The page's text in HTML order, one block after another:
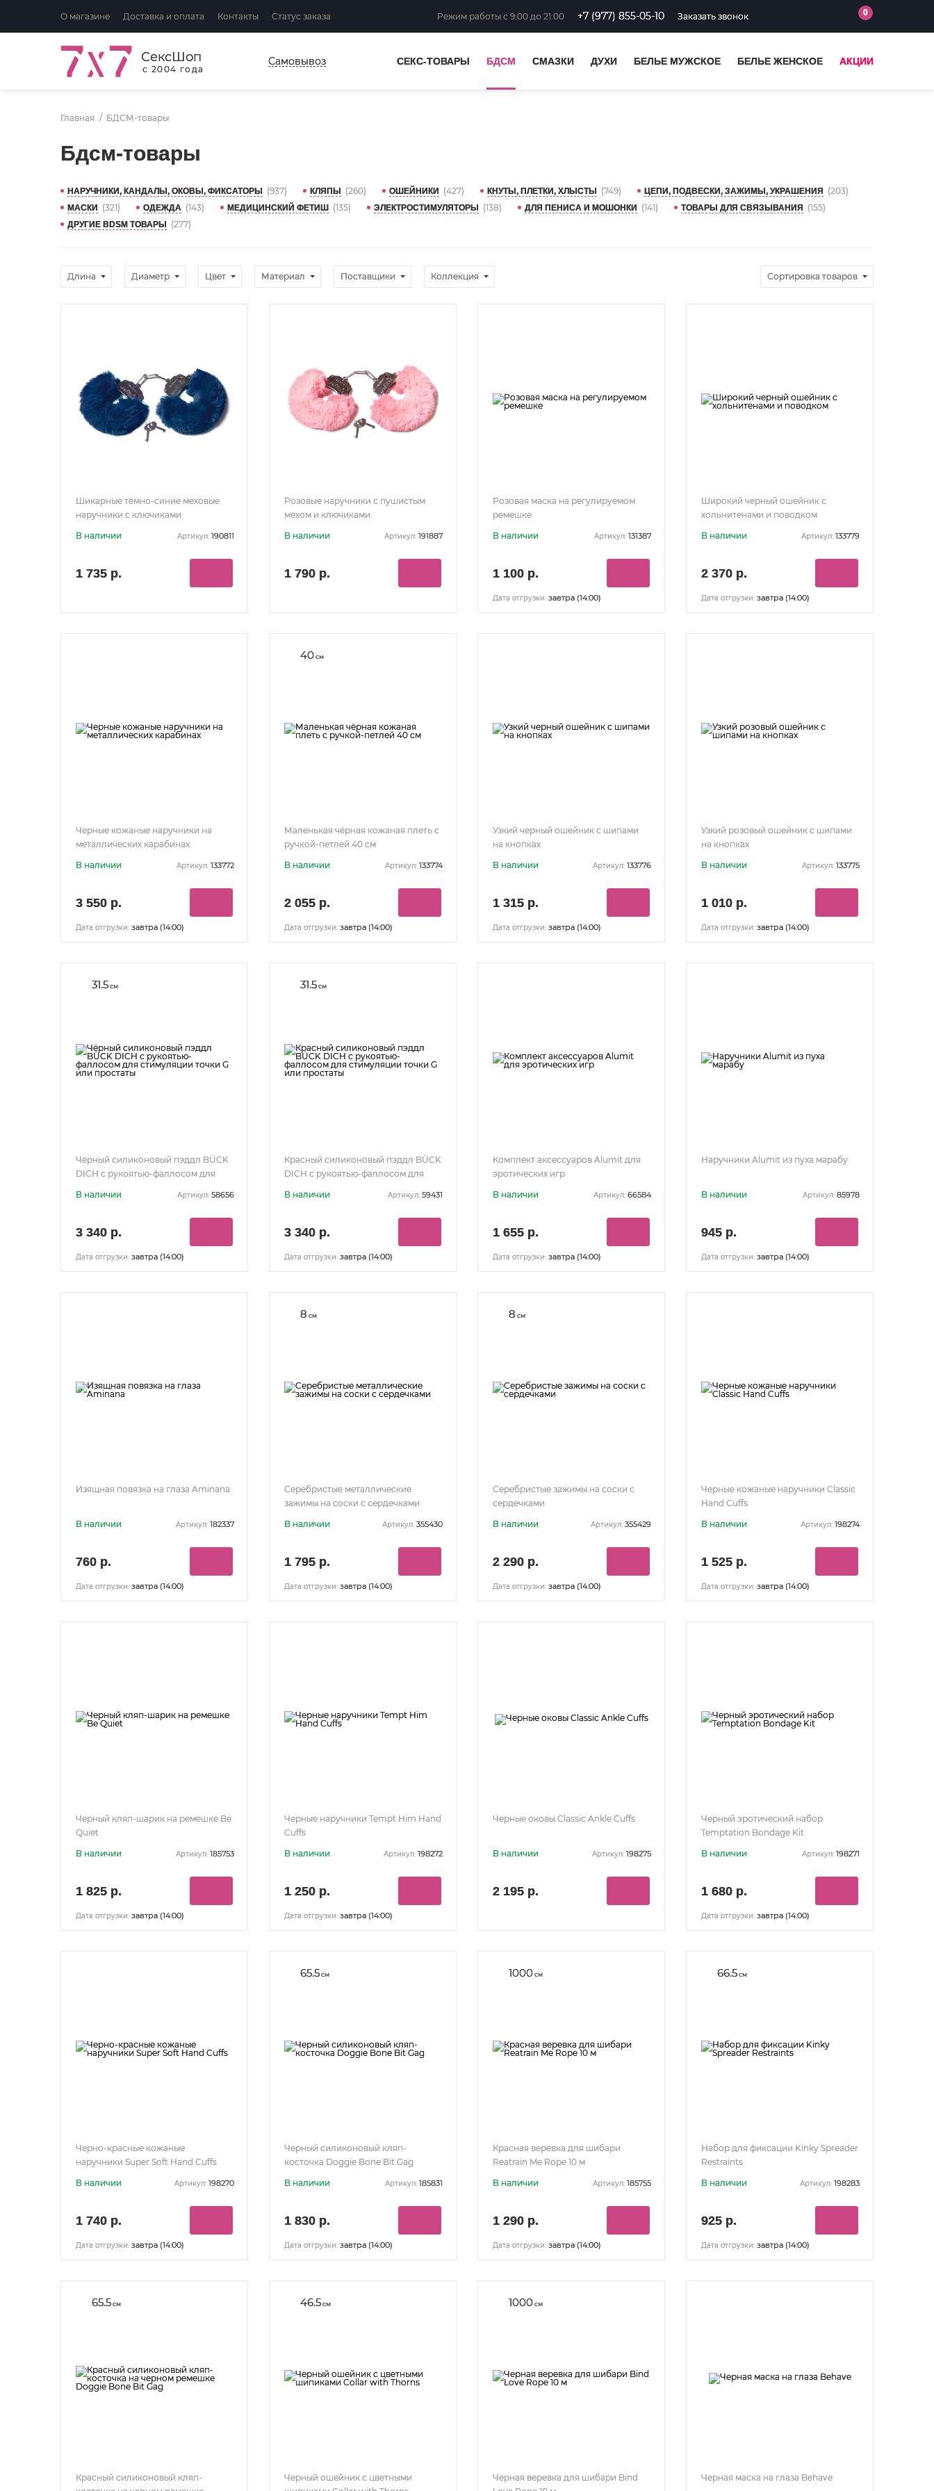
О магазине Доставка и оплата Контакты Статус заказа Режим работы с 9:00 до 21:00 +7 (977) 855-05-10 Заказать звонок 0
СексШоп
с 2004 года
Самовывоз СЕКС-ТОВАРЫ БДСМ СМАЗКИ ДУХИ БЕЛЬЕ МУЖСКОЕ БЕЛЬЕ ЖЕНСКОЕ АКЦИИ
Главная БДСМ-товары
Бдсм-товары
НАРУЧНИКИ, КАНДАЛЫ, ОКОВЫ, ФИКСАТОРЫ (937) КЛЯПЫ (260) ОШЕЙНИКИ (427) КНУТЫ, ПЛЕТКИ, ХЛЫСТЫ (749) ЦЕПИ, ПОДВЕСКИ, ЗАЖИМЫ, УКРАШЕНИЯ (203)
МАСКИ (321) ОДЕЖДА (143) МЕДИЦИНСКИЙ ФЕТИШ (135) ЭЛЕКТРОСТИМУЛЯТОРЫ (138) ДЛЯ ПЕНИСА И МОШОНКИ (141) ТОВАРЫ ДЛЯ СВЯЗЫВАНИЯ (155)
ДРУГИЕ BDSM ТОВАРЫ (277)
Длина Диаметр Цвет Материал Поставщики Коллекция Сортировка товаров
Шикарные темно-синие меховые
наручники с ключиками
В наличии
Артикул: 190811
1 735 р.
Розовые наручники с пушистым
мехом и ключиками
В наличии
Артикул: 191887
1 790 р.
Розовая маска на регулируемом
ремешке
В наличии
Артикул: 131387
1 100 р.
Дата отгрузки: завтра (14:00)
Широкий черный ошейник с
хольнитенами и поводком
В наличии
Артикул: 133779
2 370 р.
Дата отгрузки: завтра (14:00)
Черные кожаные наручники на
металлических карабинах
В наличии
Артикул: 133772
3 550 р.
Дата отгрузки: завтра (14:00)
40см
Маленькая чёрная кожаная плеть с
ручкой-петлей 40 см
В наличии
Артикул: 133774
2 055 р.
Дата отгрузки: завтра (14:00)
Узкий черный ошейник с шипами
на кнопках
В наличии
Артикул: 133776
1 315 р.
Дата отгрузки: завтра (14:00)
Узкий розовый ошейник с шипами
на кнопках
В наличии
Артикул: 133775
1 010 р.
Дата отгрузки: завтра (14:00)
31.5см
Чёрный силиконовый пэддл BÜCK
DICH с рукоятью-фаллосом для
В наличии Артикул: 58656
3 340 р.
Дата отгрузки: завтра (14:00)
31.5см
Красный силиконовый пэддл BÜCK
DICH с рукоятью-фаллосом для
В наличии Артикул: 59431
3 340 р.
Дата отгрузки: завтра (14:00)
Комплект аксессуаров Alumit для
эротических игр
В наличии
Артикул: 66584
1 655 р.
Дата отгрузки: завтра (14:00)
Наручники Alumit из пуха марабу
В наличии Артикул: 85978
945 р.
Дата отгрузки: завтра (14:00)
Изящная повязка на глаза Aminana
В наличии Артикул: 182337
760 р.
Дата отгрузки: завтра (14:00)
8 см
Серебристые металлические
зажимы на соски с сердечками
В наличии
Артикул: 355430
1 795 р.
Дата отгрузки: завтра (14:00)
8 см
Серебристые зажимы на соски с
сердечками
В наличии
Артикул: 355429
2 290 р.
Дата отгрузки: завтра (14:00)
Черные кожаные наручники Classic
Hand Cuffs
В наличии
Артикул: 198274
1 525 р.
Дата отгрузки: завтра (14:00)
Черный кляп-шарик на ремешке Be
Quiet
В наличии
Артикул: 185753
1 825 р.
Дата отгрузки: завтра (14:00)
Черные наручники Tempt Him Hand
Cuffs
В наличии
Артикул: 198272
1 250 р.
Дата отгрузки: завтра (14:00)
Черные оковы Classic Ankle Cuffs
В наличии Артикул: 198275
2 195 р.
Черный эротический набор
Temptation Bondage Kit
В наличии
Артикул: 198271
1 680 р.
Дата отгрузки: завтра (14:00)
Черно-красные кожаные
наручники Super Soft Hand Cuffs
В наличии
Артикул: 198270
1 740 р.
Дата отгрузки: завтра (14:00)
65.5см
Черный силиконовый кляп-
косточка Doggie Bone Bit Gag
В наличии
Артикул: 185831
1 830 р.
Дата отгрузки: завтра (14:00)
1000см
Красная веревка для шибари
Reatrain Me Rope 10 м
В наличии
Артикул: 185755
1 290 р.
Дата отгрузки: завтра (14:00)
66.5см
Набор для фиксации Kinky Spreader
Restraints
В наличии
Артикул: 198283
925 р.
Дата отгрузки: завтра (14:00)
65.5см
Красный силиконовый кляп-
46.5см
Черный ошейник с цветными
1000см
Черная веревка для шибари Bind
Черная маска на глаза Behave